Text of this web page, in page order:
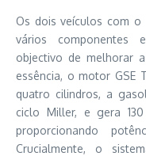
Os dois veículos com o
vários componentes
objectivo de melhorar
essência, o motor GSE
quatro cilindros, a
ciclo Miller, e gera
proporcionando
Crucialmente, o